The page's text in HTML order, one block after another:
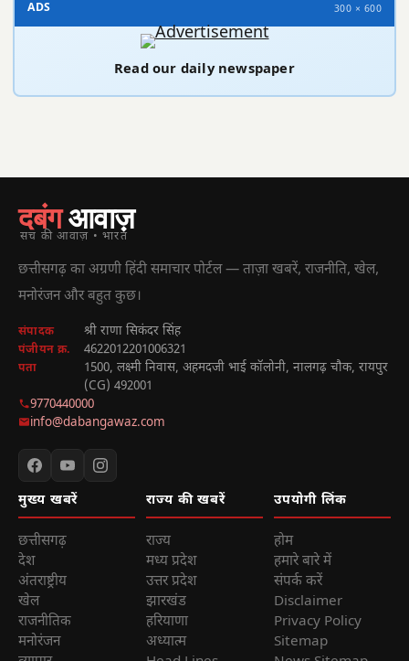
ADS 300 × 600
Read our daily newspaper
दबंगआवाज़
सच की आवाज़ • भारत
छत्तीसगढ़ का अग्रणी हिंदी समाचार पोर्टल — ताज़ा खबरें, राजनीति, खेल,
मनोरंजन और बहुत कुछ।
संपादक श्री राणा सिकंदर सिंह
पंजीयन क्र. 4622012201006321
पता
1500, लक्ष्मी निवास, अहमदजी भाई कॉलोनी, नालगढ़ चौक, रायपुर
(CG) 492001
9770440000
info@dabangawaz.com
मुख्य खबरें
छत्तीसगढ़
देश
अंतराष्ट्रीय
खेल
राजनीतिक
मनोरंजन
राज्य की खबरें
राज्य
मध्य प्रदेश
उत्तर प्रदेश
झारखंड
हरियाणा
अध्यात्म
उपयोगी लिंक
होम
हमारे बारे में
संपर्क करें
Disclaimer
Privacy Policy
Sitemap